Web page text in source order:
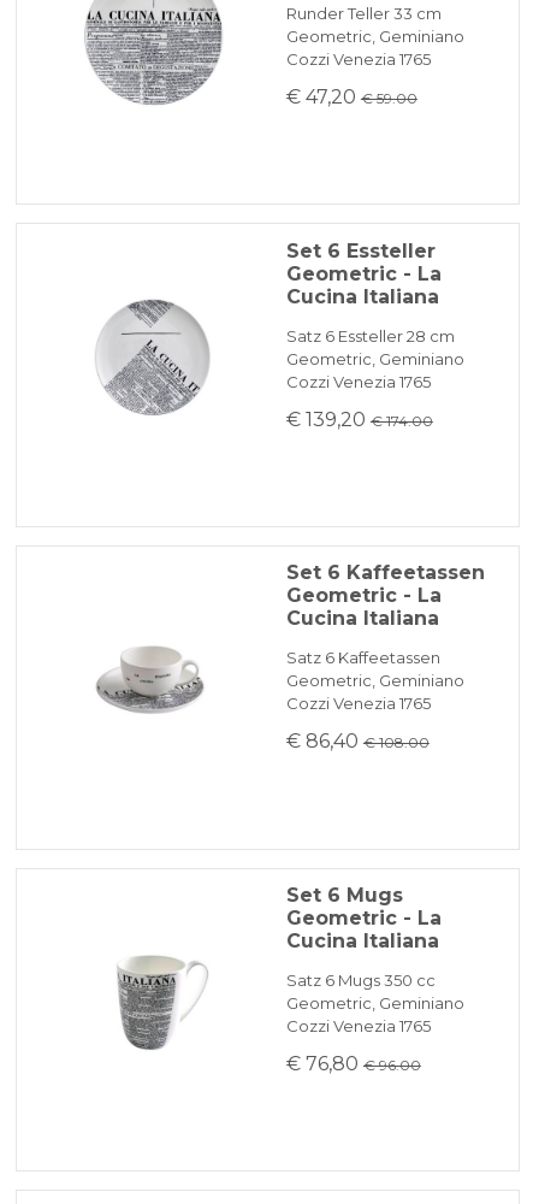
Runder Teller 33 cm
Geometric, Geminiano
Cozzi Venezia 1765
€ 47,20 € 59.00
Set 6 Essteller
Geometric - La
Cucina Italiana
Satz 6 Essteller 28 cm
Geometric, Geminiano
Cozzi Venezia 1765
€ 139,20 € 174.00
Set 6 Kaffeetassen
Geometric - La
Cucina Italiana
Satz 6 Kaffeetassen
Geometric, Geminiano
Cozzi Venezia 1765
€ 86,40 € 108.00
Set 6 Mugs
Geometric - La
Cucina Italiana
Satz 6 Mugs 350 cc
Geometric, Geminiano
Cozzi Venezia 1765
€ 76,80 € 96.00